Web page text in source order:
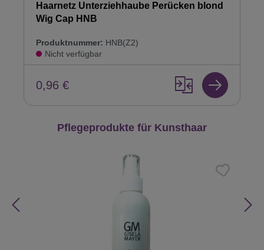
Haarnetz Unterziehhaube Perücken blond
Wig Cap HNB
Produktnummer: HNB(Z2)
Nicht verfügbar
0,96 €
Produktgalerie überspringen
Pflegeprodukte für Kunsthaar